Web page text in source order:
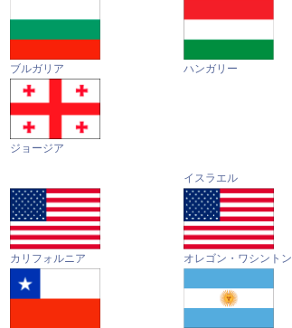
ブルガリア ハンガリー
ジョージア
イスラエル
カリフォルニア オレゴン・ワシントン